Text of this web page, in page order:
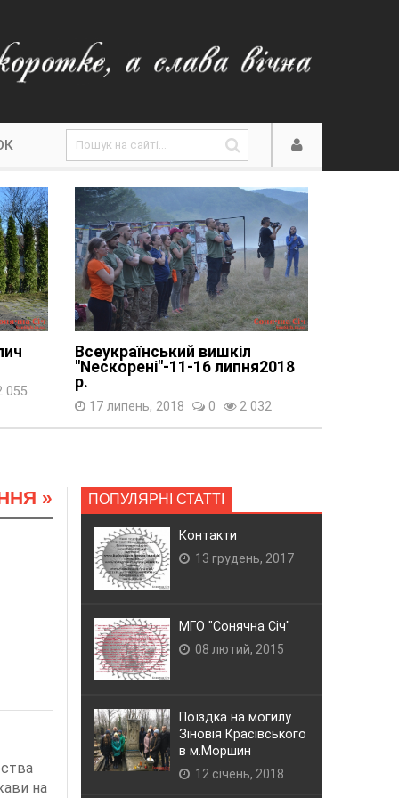
055
Всеукраїнський вишкіл
"Nескорені"-11-16 липня2018
р.
17 липень, 2018 0 2 032
»
на
ПОПУЛЯРНІ СТАТТІ
Контакти
13 грудень, 2017
МГО "Сонячна Січ"
08 лютий, 2015
Поїздка на могилу
Зіновія Красівського
в м.Моршин
12 січень, 2018